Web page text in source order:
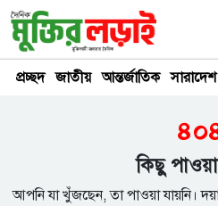
প্রচ্ছদ জাতীয় আন্তর্জাতিক সারাদেশ
কিছু
আপনি যা খুঁজছেন, তা পাওয়া যায়নি।